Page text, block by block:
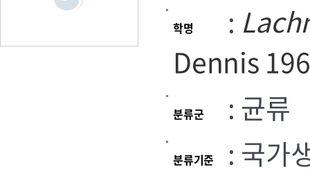
학명 :
Dennis
분류군 : 균류
분류기준 : 국가